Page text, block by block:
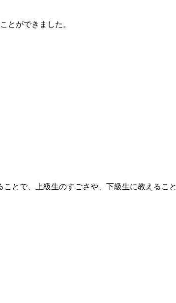
とができました。
とで、上級生のすごさや、下級生に教えること